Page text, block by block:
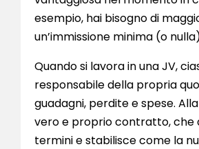
esempio, hai bisogno di
un’immissione minima (o
Quando si lavora in una JV,
responsabile della propria
guadagni, perdite e spese.
vero e proprio contratto, che
termini e stabilisce come la